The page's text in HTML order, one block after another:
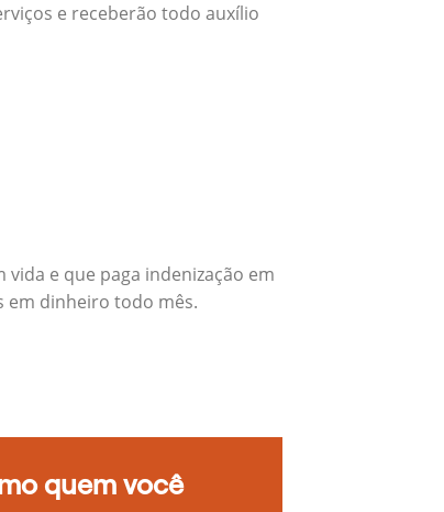
e receberão todo auxílio
e que paga indenização em
em dinheiro todo mês.
quem você